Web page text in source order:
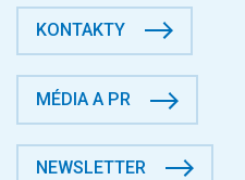
KONTAKTY
MÉDIA A PR
NEWSLETTER